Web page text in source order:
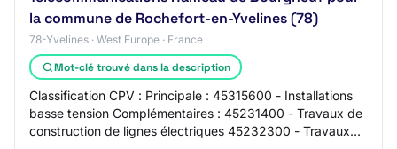
la commune de Rochefort-en-Yvelines (78)
78-Yvelines · West Europe · France
Mot-clé trouvé dans la description
Classification CPV : Principale : 45315600 - Installations
basse tension Complémentaires : 45231400 - Travaux de
construction de lignes électriques 45232300 - Travaux